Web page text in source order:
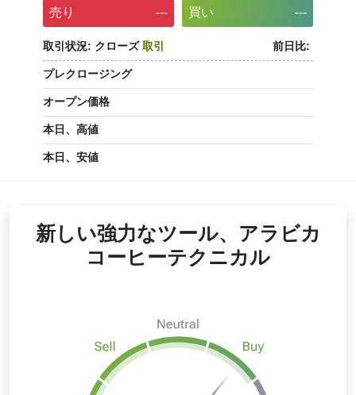
売り --- 買い ---
取引状況: クローズ 取引 前日比:
プレクロージング
オープン価格
本日、高値
本日、安値
新しい強力なツール、アラビカ
コーヒーテクニカル